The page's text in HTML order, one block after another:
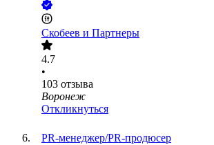
Скобеев и Партнеры
4.7
•
103 отзыва
Воронеж
Откликнуться
PR-менеджер/PR-продюсер